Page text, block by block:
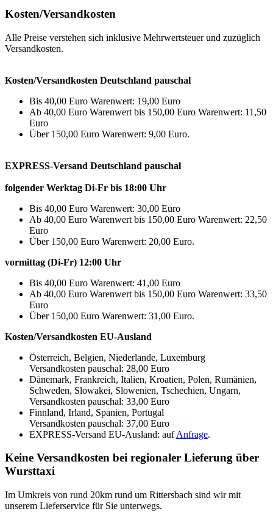
Kosten/Versandkosten
Alle Preise verstehen sich inklusive Mehrwertsteuer und zuzüglich
Versandkosten.
Kosten/Versandkosten Deutschland pauschal
Bis 40,00 Euro Warenwert: 19,00 Euro
Ab 40,00 Euro Warenwert bis 150,00 Euro Warenwert: 11,50
Euro
Über 150,00 Euro Warenwert: 9,00 Euro.
EXPRESS-Versand Deutschland pauschal
folgender Werktag Di-Fr bis 18:00 Uhr
Bis 40,00 Euro Warenwert: 30,00 Euro
Ab 40,00 Euro Warenwert bis 150,00 Euro Warenwert: 22,50
Euro
Über 150,00 Euro Warenwert: 20,00 Euro.
vormittag (Di-Fr) 12:00 Uhr
Bis 40,00 Euro Warenwert: 41,00 Euro
Ab 40,00 Euro Warenwert bis 150,00 Euro Warenwert: 33,50
Euro
Über 150,00 Euro Warenwert: 31,00 Euro.
Kosten/Versandkosten EU-Ausland
Österreich, Belgien, Niederlande, Luxemburg
Versandkosten pauschal: 28,00 Euro
Dänemark, Frankreich, Italien, Kroatien, Polen, Rumänien,
Schweden, Slowakei, Slowenien, Tschechien, Ungarn,
Versandkosten pauschal: 33,00 Euro
Finnland, Irland, Spanien, Portugal
Versandkosten pauschal: 37,00 Euro
EXPRESS-Versand EU-Ausland: aufAnfrage.
Keine Versandkosten bei regionaler Lieferung über
Wursttaxi
Im Umkreis von rund 20km rund um Rittersbach sind wir mit
unserem Lieferservice für Sie unterwegs.